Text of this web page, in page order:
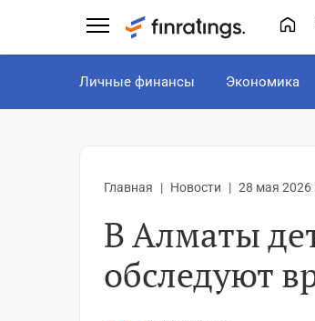
Личные финансы Экономика
Главная Новости 28 мая 2026
В Алматы
обследуют